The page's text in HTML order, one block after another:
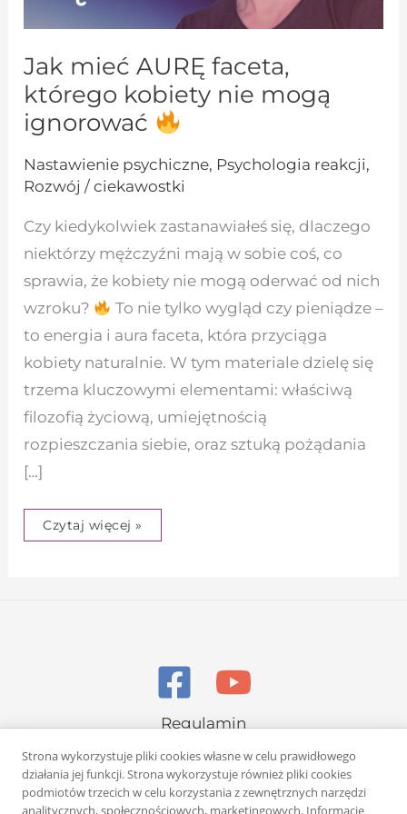
Jak mieć AURĘ faceta,
którego kobiety nie mogą
ignorować
Nastawienie psychiczne, Psychologia reakcji,
Rozwój / ciekawostki
Czy kiedykolwiek zastanawiałeś się, dlaczego
niektórzy mężczyźni mają w sobie coś, co
sprawia, że kobiety nie mogą oderwać od nich
wzroku?
To nie tylko wygląd czy pieniądze –
to energia i aura faceta, która przyciąga
kobiety naturalnie. W tym materiale dzielę się
trzema kluczowymi elementami: właściwą
filozofią życiową, umiejętnością
rozpieszczania siebie, oraz sztuką pożądania
[…]
Czytaj więcej »
Regulamin
Polityka prywatności
Strona wykorzystuje pliki cookies własne w celu prawidłowego
działania jej funkcji. Strona wykorzystuje również pliki cookies
podmiotów trzecich w celu korzystania z zewnętrznych narzędzi
analitycznych, społecznościowych, marketingowych. Informacje